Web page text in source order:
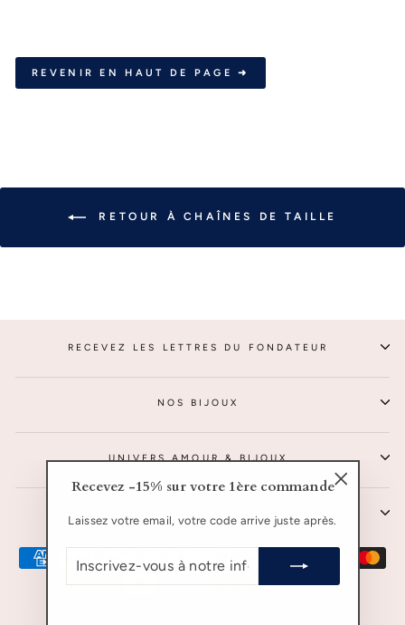
Recevez -15% sur votre 1ère commande
Laissez votre email, votre code arrive juste après.
VOUS
REVENIR EN HAUT DE PAGE ➜
RETOUR À CHAÎNES DE TAILLE
RECEVEZ LES LETTRES DU FONDATEUR
NOS BIJOUX
UNIVERS AMOUR & BIJOUX